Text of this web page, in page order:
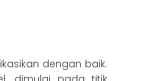
dengan baik.